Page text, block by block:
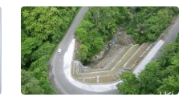
Keselamatan Kerja